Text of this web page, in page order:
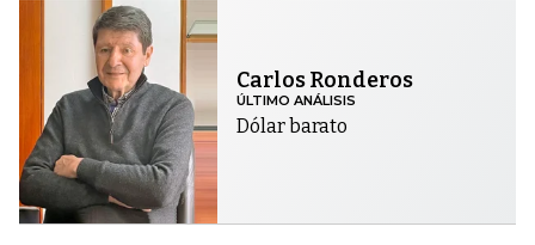
Carlos Ronderos
ÚLTIMO ANÁLISIS
Dólar barato